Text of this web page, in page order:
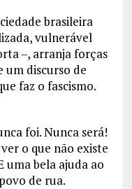
brasileira
vulnerável
–, arranja forças
um discurso de
faz o fascismo.
foi. Nunca será!
o que não existe
uma bela ajuda ao
de rua.